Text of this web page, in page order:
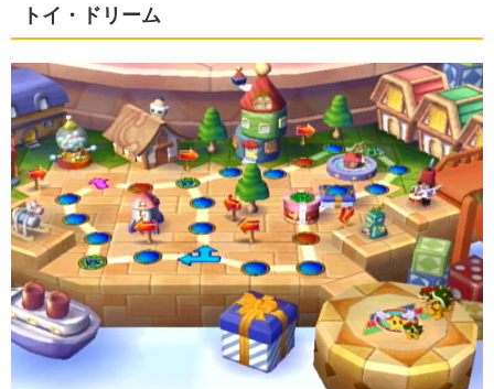
トイ・ドリーム